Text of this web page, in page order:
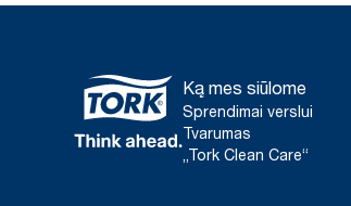
Ką mes siūlome
Sprendimai verslui
Tvarumas
„Tork Clean Care“